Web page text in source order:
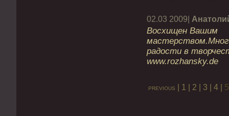
02.03 2009|
Восхищен Вашим
радости в
www.rozhansky.de
previous 1 2 3 4 5